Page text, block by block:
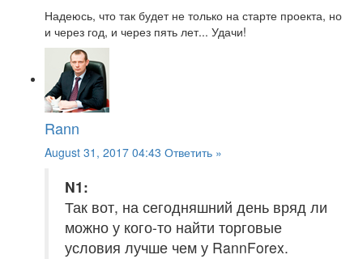
Надеюсь, что так будет не только на старте проекта, но
и через год, и через пять лет... Удачи!
Rann
August 31, 2017 04:43 Ответить »
N1:
Так вот, на сегодняшний день вряд ли
можно у кого-то найти торговые
условия лучше чем у RannForex.